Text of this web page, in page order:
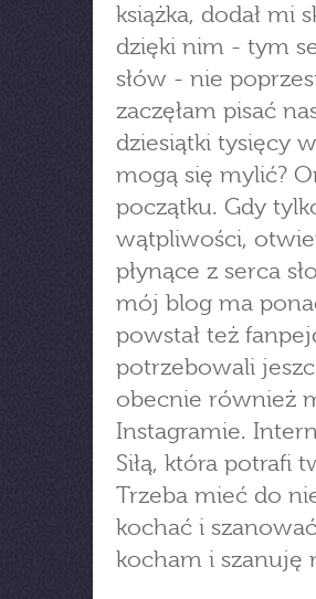
książka, dodał mi
dzięki nim - tym
słów - nie
zaczęłam pisać
dziesiątki tysięcy
mogą się mylić?
początku. Gdy
wątpliwości,
płynące z serca
mój blog ma
powstał też
potrzebowali
obecnie również
Instagramie.
Siłą, która potrafi
Trzeba mieć do
kochać i
kocham i szanuję